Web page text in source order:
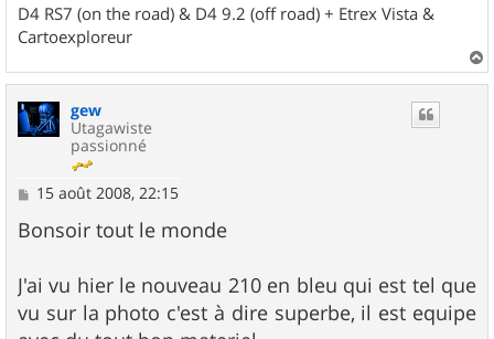
D4 RS7 (on the road) & D4 9.2 (off road) + Etrex Vista &
Cartoexploreur
a
gew
Utagawiste
passionné
M
s
s
g
e
15 août 2008, 22:15
Bonsoir tout le monde
J'ai vu hier le nouveau 210 en bleu qui est tel que
vu sur la photo c'est à dire superbe, il est equipe